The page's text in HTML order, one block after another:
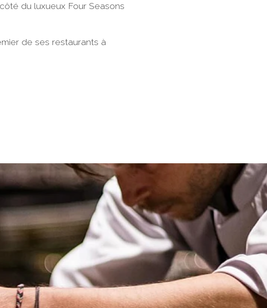
du luxueux Four Seasons
de ses restaurants à